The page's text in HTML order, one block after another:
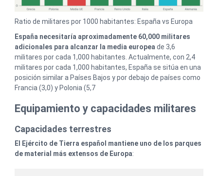
Ratio de militares por 1000 habitantes: España vs Europa
España necesitaría aproximadamente 60,000 militares
adicionales para alcanzar la media europea de 3,6
militares por cada 1,000 habitantes. Actualmente, con 2,4
militares por cada 1,000 habitantes, España se sitúa en una
posición similar a Países Bajos y por debajo de países como
Francia (3,0) y Polonia (5,7
Equipamiento y capacidades militares
Capacidades terrestres
El Ejército de Tierra español mantiene uno de los parques
de material más extensos de Europa: